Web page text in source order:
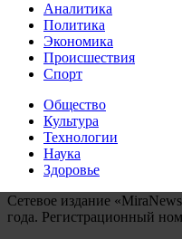
Аналитика
Политика
Экономика
Происшествия
Спорт
Общество
Культура
Технологии
Наука
Здоровье
Сетевое издание
года. Регистрационный